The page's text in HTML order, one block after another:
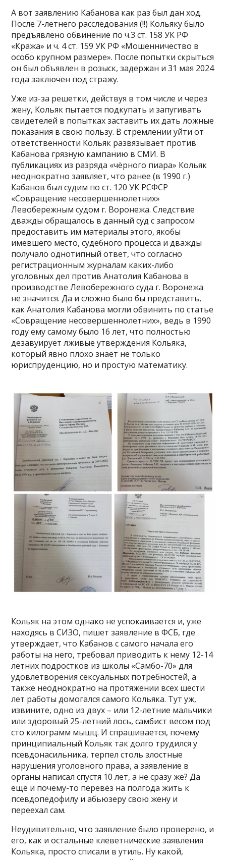
А вот заявлению Кабанова как раз был дан ход.
После 7-летнего расследования (!!) Кольяку было
предъявлено обвинение по ч.3 ст. 158 УК РФ
«Кража» и ч. 4 ст. 159 УК РФ «Мошенничество в
особо крупном размере». После попытки скрыться
он был объявлен в розыск, задержан и 31 мая 2024
года заключен под стражу.
Уже из-за решетки, действуя в том числе и через
жену, Кольяк пытается подкупать и запугивать
свидетелей в попытках заставить их дать ложные
показания в свою пользу. В стремлении уйти от
ответственности Кольяк развязывает против
Кабанова грязную кампанию в СМИ. В
публикациях из разряда «чёрного пиара» Кольяк
неоднократно заявляет, что ранее (в 1990 г.)
Кабанов был судим по ст. 120 УК РСФСР
«Совращение несовершеннолетних»
Левобережным судом г. Воронежа. Следствие
дважды обращалось в данный суд с запросом
предоставить им материалы этого, якобы
имевшего место, судебного процесса и дважды
получало однотипный ответ, что согласно
регистрационным журналам каких-либо
уголовных дел против Анатолия Кабанова в
производстве Левобережного суда г. Воронежа
не значится. Да и сложно было бы представить,
как Анатолия Кабанова могли обвинить по статье
«Совращение несовершеннолетних», ведь в 1990
году ему самому было 16 лет, что полностью
дезавуирует лживые утверждения Кольяка,
который явно плохо знает не только
юриспруденцию, но и простую математику.
Кольяк на этом однако не успокаивается и, уже
находясь в СИЗО, пишет заявление в ФСБ, где
утверждает, что Кабанов с самого начала его
работы на него, требовал приводить к нему 12-14
летних подростков из школы «Самбо-70» для
удовлетворения сексуальных потребностей, а
также неоднократно на протяжении всех шести
лет работы домогался самого Кольяка. Тут уж,
извините, одно из двух – или 12-летние мальчики
или здоровый 25-летний лось, самбист весом под
сто килограмм мышц. И спрашивается, почему
принципиальный Кольяк так долго трудился у
псевдонасильника, терпел столь злостные
нарушения уголовного права, а заявление в
органы написал спустя 10 лет, а не сразу же? Да
ещё и почему-то перевёз на полгода жить к
псевдопедофилу и абьюзеру свою жену и
переехал сам.
Неудивительно, что заявление было проверено, и
его, как и остальные клеветнические заявления
Кольяка, просто списали в утиль. Ну какой,